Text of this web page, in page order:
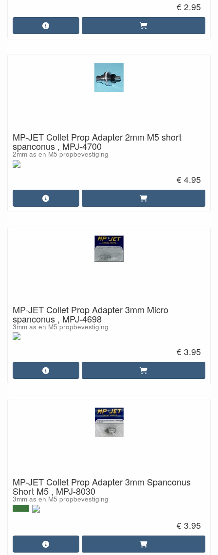
€ 2.95
MP-JET Collet Prop Adapter 2mm M5 short
spanconus , MPJ-4700
2mm as en M5 propbevestiging
€ 4.95
MP-JET Collet Prop Adapter 3mm Micro
spanconus , MPJ-4698
3mm as en M5 propbevestiging
€ 3.95
MP-JET Collet Prop Adapter 3mm Spanconus
Short M5 , MPJ-8030
3mm as en M5 propbevestiging
€ 3.95